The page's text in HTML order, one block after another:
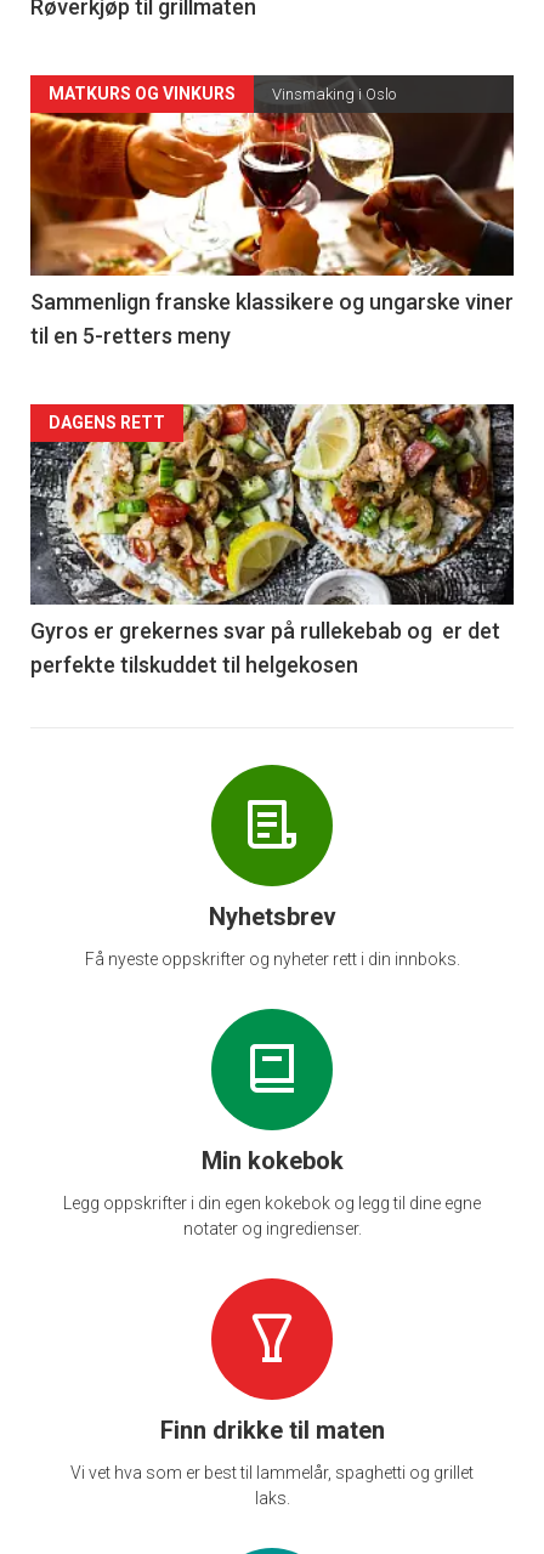
4
Røverkjøp til grillmaten
Forsiden
akkurat
nå
-
5
MATKURS OG VINKURS Vinsmaking i Oslo
Sammenlign franske klassikere og ungarske viner
til en 5-retters meny
Forsiden
akkurat
nå
-
6
DAGENS RETT
Gyros er grekernes svar på rullekebab og er det
perfekte tilskuddet til helgekosen
Nyhetsbrev
Få nyeste oppskrifter og nyheter rett i din innboks.
Min kokebok
Legg oppskrifter i din egen kokebok og legg til dine egne
notater og ingredienser.
Finn drikke til maten
Vi vet hva som er best til lammelår, spaghetti og grillet
laks.